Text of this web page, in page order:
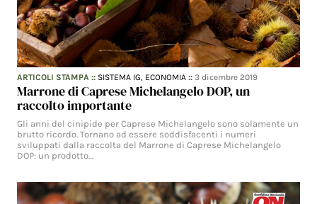
ARTICOLI STAMPA :: SISTEMA IG, ECONOMIA ::3 dicembre 2019
Marrone di Caprese Michelangelo DOP, un
raccolto importante
Gli anni del cinipide per Caprese Michelangelo sono solamente un
brutto ricordo. Tornano ad essere soddisfacenti i numeri
sviluppati dalla raccolta del Marrone di Caprese Michelangelo
DOP: un prodotto…